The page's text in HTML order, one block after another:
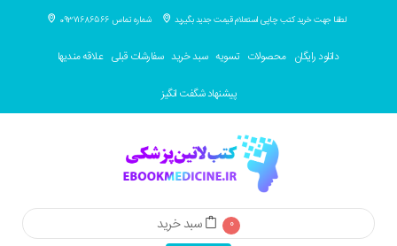
شماره تماس 09371686566 لطفا جهت خرید کتب چاپی استعلام قیمت جدید بگیرید
علاقه مندیها سفارشات قبلی سبد خرید تسویه محصولات دانلود رایگان
پیشنهاد شگفت انگیز
سبد خرید 0